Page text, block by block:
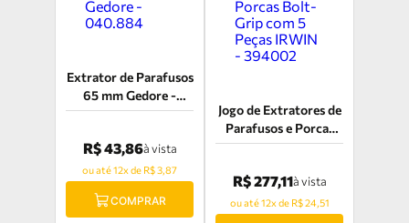
Extrator de Parafusos
65 mm Gedore -
040.884
R$ 43,86à vista
ou até 12x de R$ 3,87
COMPRAR
Jogo de Extratores de
Parafusos e Porcas
Bolt-Grip com 5
394002
R$ 277,11à vista
ou até 12x de R$ 24,51